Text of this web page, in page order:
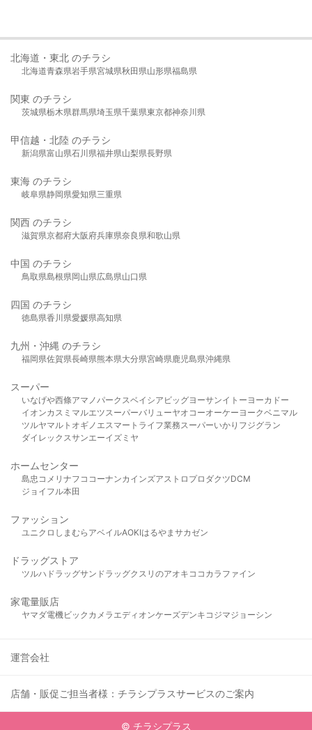
北海道・東北 のチラシ
北海道青森県岩手県宮城県秋田県山形県福島県
関東 のチラシ
茨城県栃木県群馬県埼玉県千葉県東京都神奈川県
甲信越・北陸 のチラシ
新潟県富山県石川県福井県山梨県長野県
東海 のチラシ
岐阜県静岡県愛知県三重県
関西 のチラシ
滋賀県京都府大阪府兵庫県奈良県和歌山県
中国 のチラシ
鳥取県島根県岡山県広島県山口県
四国 のチラシ
徳島県香川県愛媛県高知県
九州・沖縄 のチラシ
福岡県佐賀県長崎県熊本県大分県宮崎県 鹿児島県沖縄県
スーパー
いなげや西條アマノパークスベイシア ビッグヨーサンイトーヨーカドー
イオンカスミ マルエツ スーパーバリューヤオコーオーケー ヨークベニマル
ツルヤマルト オギノ エスマート ライフ業務スーパーいかり フジグラン
ダイレックスサンエーイズミヤ
ホームセンター
島忠 コメリ ナフコ コーナンカインズアストロプロダクツDCM
ジョイフル本田
ファッション
ユニクロ しまむら アベイルAOKIはるやま サカゼン
ドラッグストア
ツルハドラッグサンドラッグクスリのアオキ ココカラファイン
家電量販店
ヤマダ電機ビックカメラ エディオンケーズデンキ コジマジョーシン
運営会社
店舗・販促ご担当者様：チラシプラスサービスのご案内
© チラシプラス